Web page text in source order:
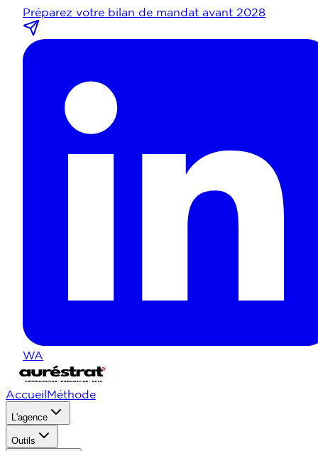
Préparez votre bilan de mandat avant 2028
WA
AccueilMéthode
L'agence
Outils